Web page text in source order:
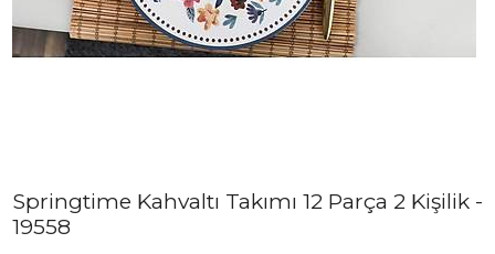
Springtime Kahvaltı Takımı 12 Parça 2 Kişilik -
19558